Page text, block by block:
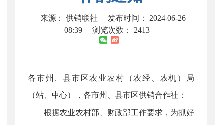
来源： 供销联社
发布时间： 2024-06-26
08:39
浏览次数： 2413
各市州、县市区农业农村（农经、农机）局
（站、中心），各市州、县市区供销合作社：
根据农业农村部、财政部工作要求，为抓好